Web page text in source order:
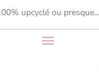
upcyclé ou presque...